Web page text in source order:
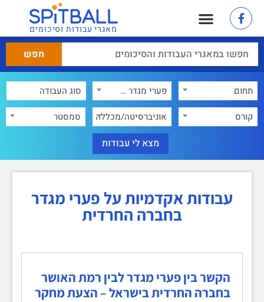
מאגרי עבודות וסיכומים
תחום
פערי מגדר בחברה החרדית
קורס
אוניברסיטה/מכללה סמסטר
עבודות אקדמיות על פערי מגדר
בחברה החרדית
הקשר בין פערי מגדר לבין רמת האושר
בחברה החרדית בישראל – הצעת מחקר